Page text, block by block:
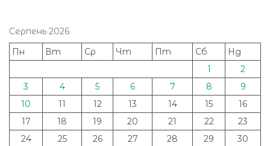
Серпень 2026
Пн
Вт Ср Чт Пт Сб
Нд
1
2
3
4 5 6 7 8
9
10
11 12 13 14 15
16
17
18 19 20 21 22
23
24
25 26 27 28 29
30